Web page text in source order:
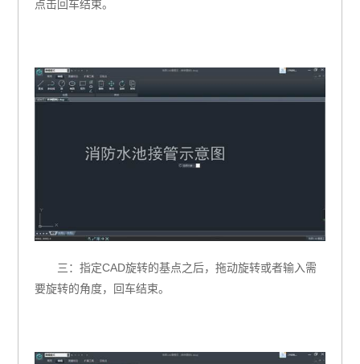
点击回车结束。
三：指定CAD旋转的基点之后，拖动旋转或者输入需
要旋转的角度，回车结束。